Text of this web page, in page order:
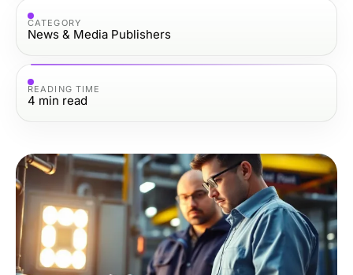
CATEGORY
News & Media Publishers
READING TIME
4 min read